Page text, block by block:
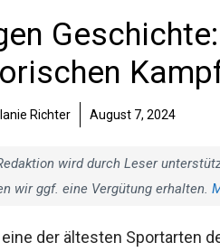
Richter August 7, 2024
wird durch Leser
wir ggf. eine Vergütung erhalten.
eine der ältesten Sportarten